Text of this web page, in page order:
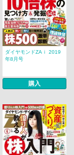
ダイヤモンドZAｉ 2019
年8月号
購入